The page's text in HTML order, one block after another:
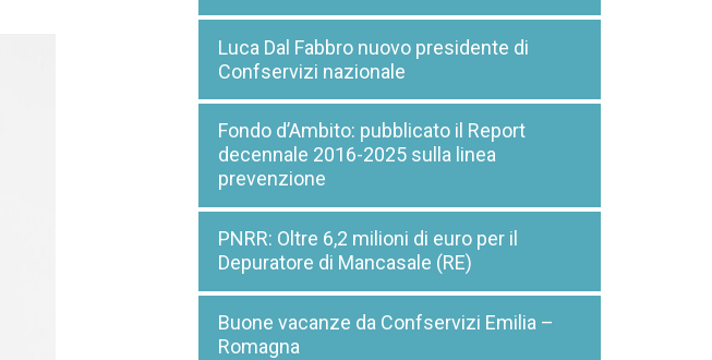
Luca Dal Fabbro nuovo presidente di
Confservizi nazionale
Fondo d’Ambito: pubblicato il Report
decennale 2016-2025 sulla linea
prevenzione
PNRR: Oltre 6,2 milioni di euro per il
Depuratore di Mancasale (RE)
Buone vacanze da Confservizi Emilia –
Romagna